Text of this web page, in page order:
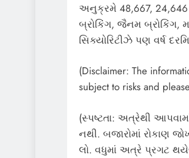
અનુક્રમે 48,667, 24,646
બ્રોકિંગ, જૈનમ બ્રોકિંગ,
સિક્યોરિટીઝે પણ વર્ષ
(Disclaimer: The
subject to risks and
(સ્પષ્ટતા: અત્રેથી
નથી. બજારોમાં રોકાણ
લો. વધુમાં અત્રે પ્રગટ